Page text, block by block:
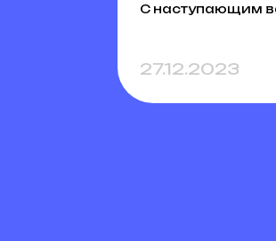
С наступающим
27.12.2023